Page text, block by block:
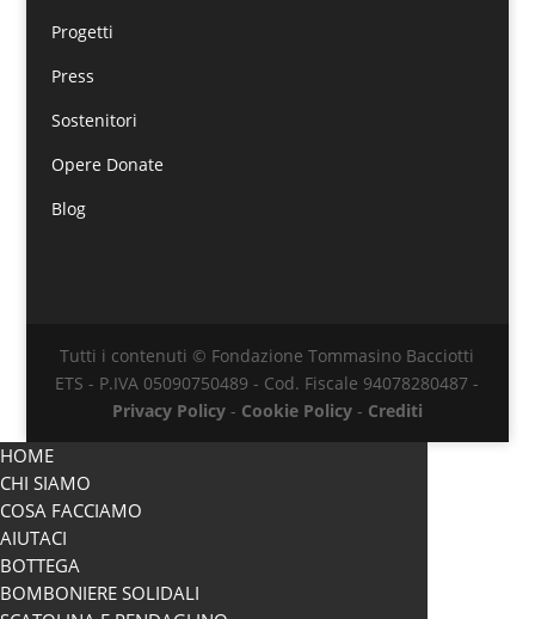
Progetti
Press
Sostenitori
Opere Donate
Blog
Tutti i contenuti © Fondazione Tommasino Bacciotti
ETS - P.IVA 05090750489 - Cod. Fiscale 94078280487 -
Privacy Policy- Cookie Policy- Crediti
HOME
CHI SIAMO
COSA FACCIAMO
AIUTACI
BOTTEGA
BOMBONIERE SOLIDALI